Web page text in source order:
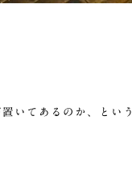
いてあるのか、という